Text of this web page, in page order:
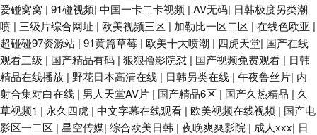
爱碰窝窝 | 91碰视频| 中国一卡二卡视频 | AV无码| 日韩极度另类潮
喷 | 三级片综合网址 | 欧美视频三区 | 加勒比一区二区 | 在线色欧亚 |
超碰碰97资源站 | 91黄篇草莓 | 欧美十大喷潮 | 四虎天堂| 国产在线
观看三级 | 国产精品有码 | 狠狠撸影院怼 | 国产视频免费观看 | 日韩
精品在线播放 | 野花日本高清在线 | 日韩另类在线 | 午夜鲁丝片| 内
射合集对白在线 | 男人天堂AV片 | 国产精品6区 | 国产久热精品 | 久
草视频1 | 永久四虎 | 中文字幕在线观看 | 欧美视频在线视频 | 国产电
影区一二区 | 星空传媒| 综合欧美日韩 | 夜晚爽爽影院 | 成人xxx| 日